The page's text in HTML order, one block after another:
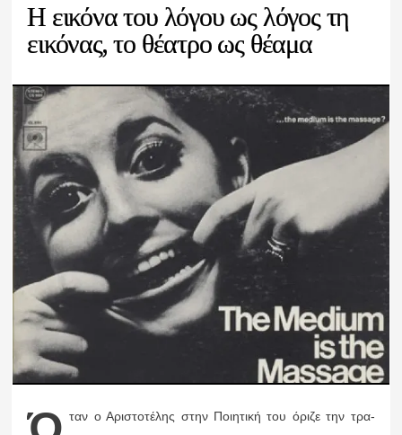
Η εικόνα του λόγου ως λόγος τη
εικόνας, το θέατρο ως θέαμα
ταν ο Αριστοτέλης στην Ποιητική του όριζε την τρα­